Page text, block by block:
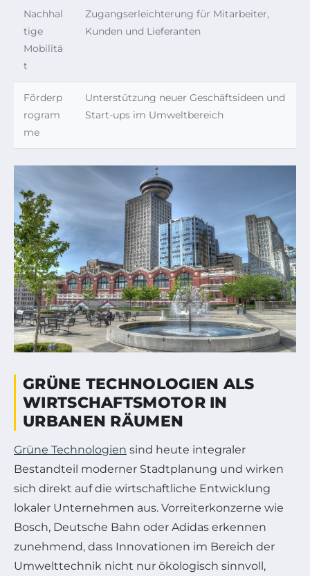
Nachhal
tige
Mobilitä
t
Zugangserleichterung für Mitarbeiter,
Kunden und Lieferanten
Förderp
rogram
me
Unterstützung neuer Geschäftsideen und
Start-ups im Umweltbereich
GRÜNE TECHNOLOGIEN ALS
WIRTSCHAFTSMOTOR IN
URBANEN RÄUMEN
Grüne Technologien sind heute integraler
Bestandteil moderner Stadtplanung und wirken
sich direkt auf die wirtschaftliche Entwicklung
lokaler Unternehmen aus. Vorreiterkonzerne wie
Bosch, Deutsche Bahn oder Adidas erkennen
zunehmend, dass Innovationen im Bereich der
Umwelttechnik nicht nur ökologisch sinnvoll,